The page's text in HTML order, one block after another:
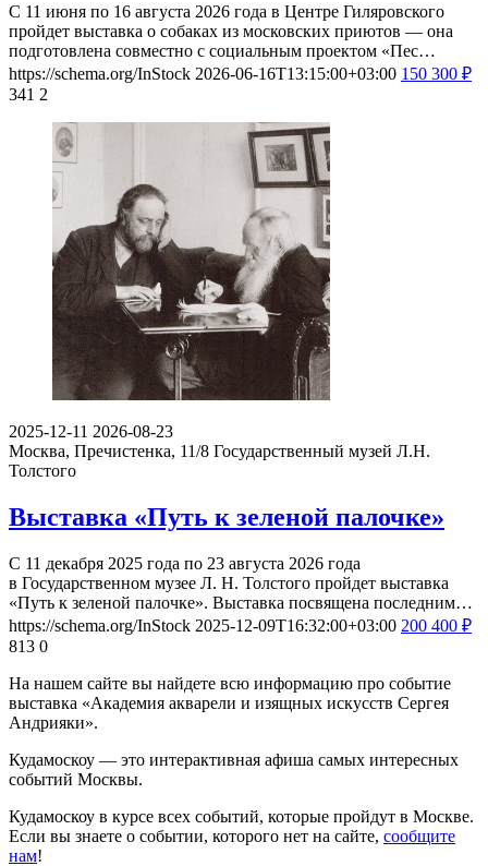
С 11 июня по 16 августа 2026 года в Центре Гиляровского
пройдет выставка о собаках из московских приютов — она
подготовлена совместно с социальным проектом «Пес…
https://schema.org/InStock 2026-06-16T13:15:00+03:00 150 300 ₽
341 2
2025-12-11 2026-08-23
Москва, Пречистенка, 11/8 Государственный музей Л.Н.
Толстого
Выставка «Путь к зеленой палочке»
С 11 декабря 2025 года по 23 августа 2026 года
в Государственном музее Л. Н. Толстого пройдет выставка
«Путь к зеленой палочке». Выставка посвящена последним…
https://schema.org/InStock 2025-12-09T16:32:00+03:00 200 400 ₽
813 0
На нашем сайте вы найдете всю информацию про событие
выставка «Академия акварели и изящных искусств Сергея
Андрияки».
Кудамоскоу — это интерактивная афиша самых интересных
событий Москвы.
Кудамоскоу в курсе всех событий, которые пройдут в Москве.
Если вы знаете о событии, которого нет на сайте, сообщите
нам!